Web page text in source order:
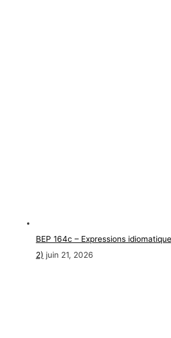
BEP 164c – Expressions
2) juin 21, 2026